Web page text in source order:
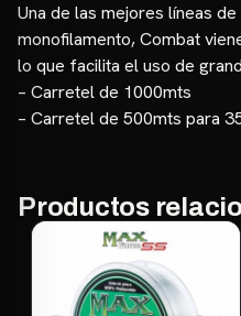
Una de las mejores líneas
monofilamento, Combat
lo que facilita el uso de
– Carretel de 1000mts
– Carretel de 500mts para
Productos